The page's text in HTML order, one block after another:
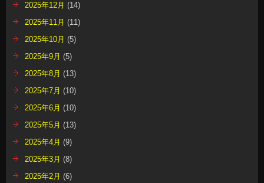
2025年12月 (14)
2025年11月 (11)
2025年10月 (5)
2025年9月 (5)
2025年8月 (13)
2025年7月 (10)
2025年6月 (10)
2025年5月 (13)
2025年4月 (9)
2025年3月 (8)
2025年2月 (6)